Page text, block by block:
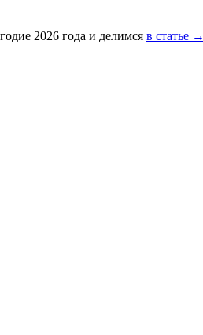
2026 года и делимся в статье →